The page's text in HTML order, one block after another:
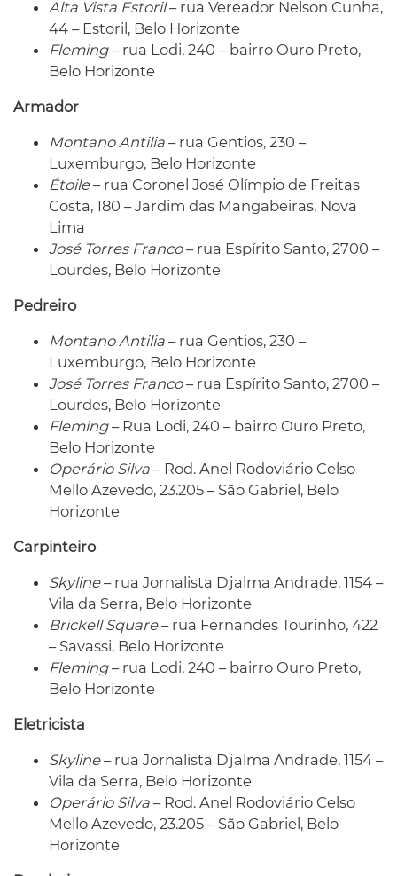
Alta Vista Estoril– rua Vereador Nelson Cunha,
44 – Estoril, Belo Horizonte
Fleming– rua Lodi, 240 – bairro Ouro Preto,
Belo Horizonte
Armador
Montano Antilia – rua Gentios, 230 –
Luxemburgo, Belo Horizonte
Étoile– rua Coronel José Olímpio de Freitas
Costa, 180 – Jardim das Mangabeiras, Nova
Lima
José Torres Franco– rua Espírito Santo, 2700 –
Lourdes, Belo Horizonte
Pedreiro
Montano Antilia – rua Gentios, 230 –
Luxemburgo, Belo Horizonte
José Torres Franco– rua Espírito Santo, 2700 –
Lourdes, Belo Horizonte
Fleming– Rua Lodi, 240 – bairro Ouro Preto,
Belo Horizonte
Operário Silva – Rod. Anel Rodoviário Celso
Mello Azevedo, 23.205 – São Gabriel, Belo
Horizonte
Carpinteiro
Skyline– rua Jornalista Djalma Andrade, 1154 –
Vila da Serra, Belo Horizonte
Brickell Square– rua Fernandes Tourinho, 422
– Savassi, Belo Horizonte
Fleming– rua Lodi, 240 – bairro Ouro Preto,
Belo Horizonte
Eletricista
Skyline– rua Jornalista Djalma Andrade, 1154 –
Vila da Serra, Belo Horizonte
Operário Silva – Rod. Anel Rodoviário Celso
Mello Azevedo, 23.205 – São Gabriel, Belo
Horizonte